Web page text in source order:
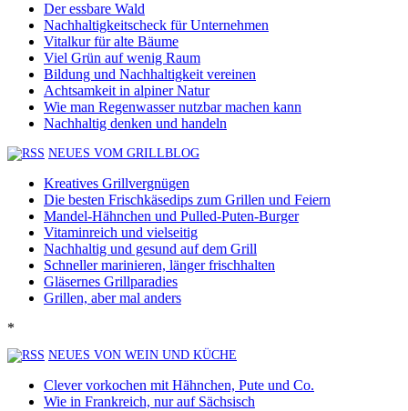
Der essbare Wald
Nachhaltigkeitscheck für Unternehmen
Vitalkur für alte Bäume
Viel Grün auf wenig Raum
Bildung und Nachhaltigkeit vereinen
Achtsamkeit in alpiner Natur
Wie man Regenwasser nutzbar machen kann
Nachhaltig denken und handeln
NEUES VOM GRILLBLOG
Kreatives Grillvergnügen
Die besten Frischkäsedips zum Grillen und Feiern
Mandel-Hähnchen und Pulled-Puten-Burger
Vitaminreich und vielseitig
Nachhaltig und gesund auf dem Grill
Schneller marinieren, länger frischhalten
Gläsernes Grillparadies
Grillen, aber mal anders
*
NEUES VON WEIN UND KÜCHE
Clever vorkochen mit Hähnchen, Pute und Co.
Wie in Frankreich, nur auf Sächsisch